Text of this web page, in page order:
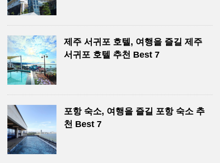
제주 서귀포 호텔, 여행을 즐길 제주
서귀포 호텔 추천 Best 7
포항 숙소, 여행을 즐길 포항 숙소 추
천 Best 7